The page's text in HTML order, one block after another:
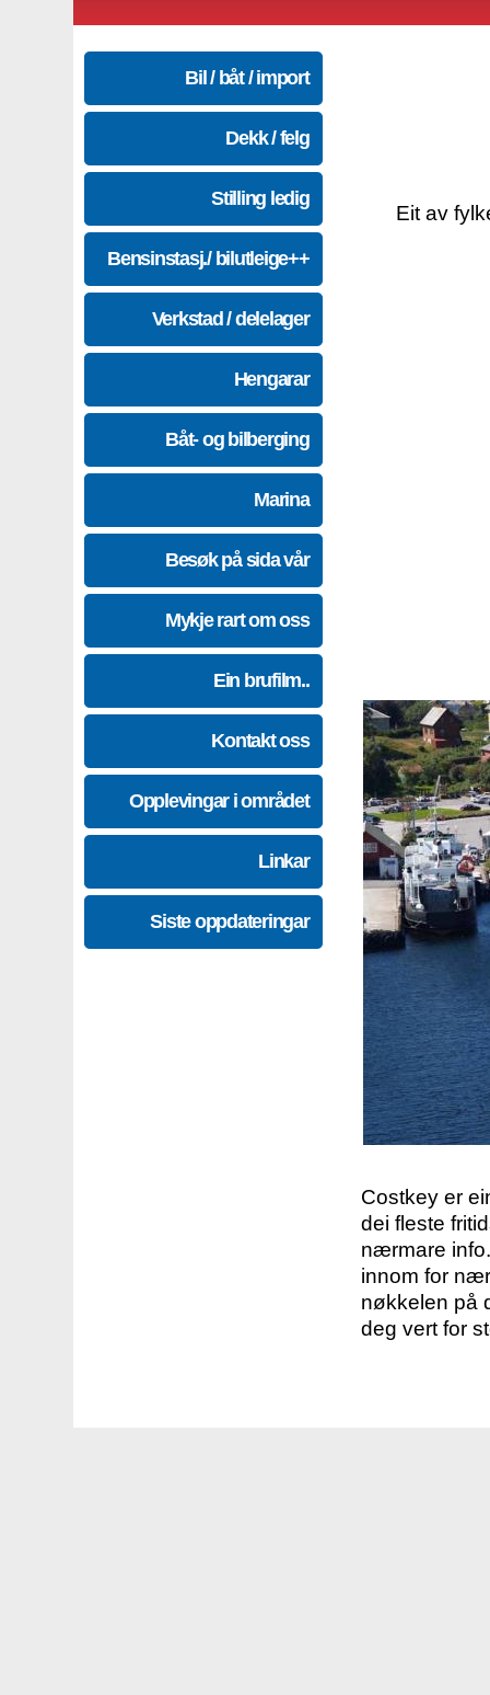
Bil / båt / import
Dekk / felg
Stilling ledig
Bensinstasj./ bilutleige++
Verkstad / delelager
Hengarar
Båt- og bilberging
Marina
Besøk på sida vår
Mykje rart om oss
Ein brufilm..
Kontakt oss
Opplevingar i området
Linkar
Siste oppdateringar
Eit av
Costkey er
dei fleste
nærmare
innom for
nøkkelen på
deg vert for